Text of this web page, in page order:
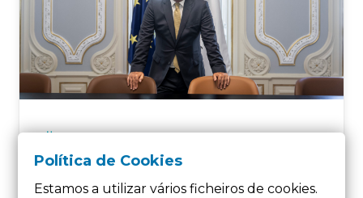
17 de Julho, 2025
“Há claramente um conflito de
Política de Cookies
Estamos a utilizar vários ficheiros de cookies.